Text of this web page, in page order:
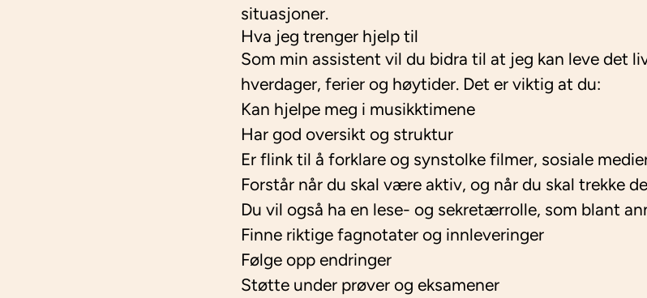
situasjoner.
Hva jeg trenger hjelp til
Som min assistent vil du bidra til at jeg kan leve det
hverdager, ferier og høytider. Det er viktig at du:
Kan hjelpe meg i musikktimene
Har god oversikt og struktur
Er flink til å forklare og synstolke filmer, sosiale
Forstår når du skal være aktiv, og når du skal trekke
Du vil også ha en lese- og sekretærrolle, som blant
Finne riktige fagnotater og innleveringer
Følge opp endringer
Støtte under prøver og eksamener